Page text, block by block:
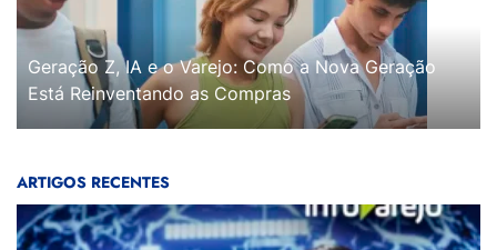
Geração Z, IA e o Varejo: Como a Nova Geração
Está Reinventando as Compras
ARTIGOS RECENTES